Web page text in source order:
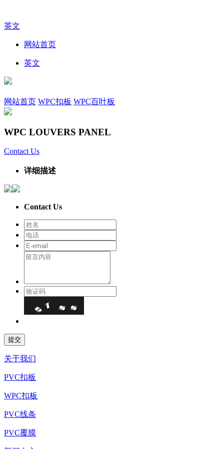
英文
网站首页
英文
网站首页 WPC扣板 WPC百叶板
WPC LOUVERS PANEL
Contact Us
详细描述
Contact Us
关于我们
PVC扣板
WPC扣板
PVC线条
PVC覆膜